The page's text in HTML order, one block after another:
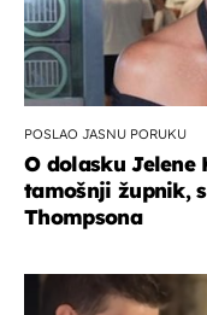
POSLAO JASNU PORUKU
O dolasku Jelene
tamošnji župnik,
Thompsona